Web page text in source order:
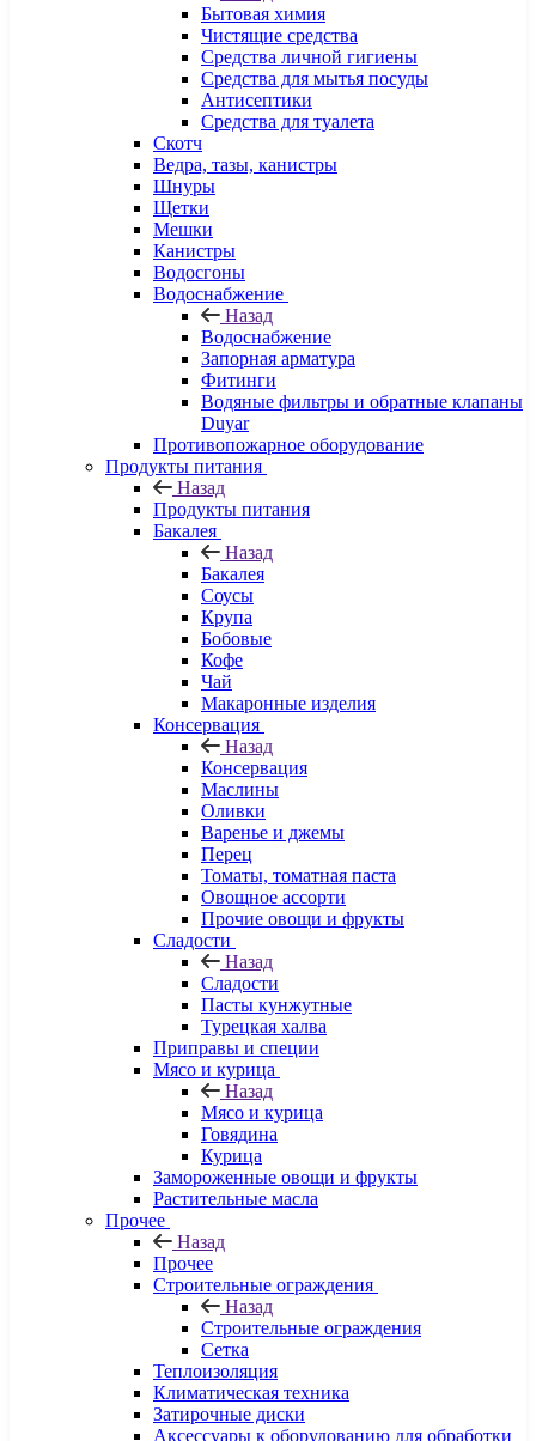
Бытовая химия
Чистящие средства
Средства личной гигиены
Средства для мытья посуды
Антисептики
Средства для туалета
Скотч
Ведра, тазы, канистры
Шнуры
Щетки
Мешки
Канистры
Водосгоны
Водоснабжение
Назад
Водоснабжение
Запорная арматура
Фитинги
Водяные фильтры и обратные клапаны
Duyar
Противопожарное оборудование
Продукты питания
Назад
Продукты питания
Бакалея
Назад
Бакалея
Соусы
Крупа
Бобовые
Кофе
Чай
Макаронные изделия
Консервация
Назад
Консервация
Маслины
Оливки
Варенье и джемы
Перец
Томаты, томатная паста
Овощное ассорти
Прочие овощи и фрукты
Сладости
Назад
Сладости
Пасты кунжутные
Турецкая халва
Приправы и специи
Мясо и курица
Назад
Мясо и курица
Говядина
Курица
Замороженные овощи и фрукты
Растительные масла
Прочее
Назад
Прочее
Строительные ограждения
Назад
Строительные ограждения
Сетка
Теплоизоляция
Климатическая техника
Затирочные диски
Аксессуары к оборудованию для обработки